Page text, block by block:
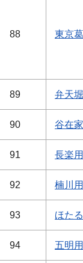
88 東京
89 弁天
90 谷在
91 長楽
92 楠川
93 ほた
94 五明